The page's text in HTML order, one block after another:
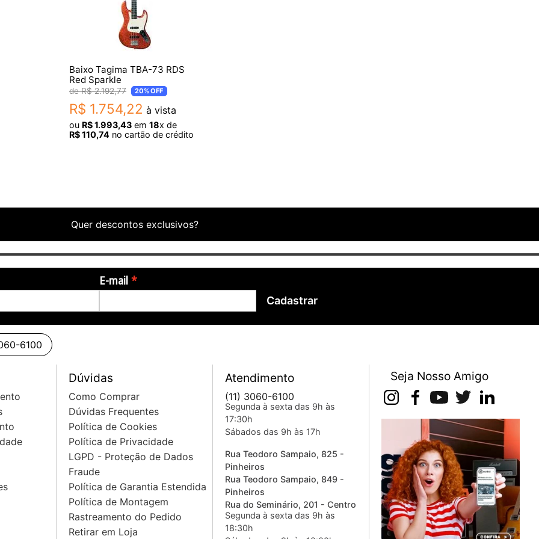
de cor
Baixo Tagima TBA-73 RDS
Red Sparkle
R$ 2.192,77 20%OFF
R$ 1.754,22 à vista
ou R$1.993,43 em 18x de
R$110,74 no cartão de crédito
Quer descontos exclusivos?
E-mail
Cadastrar
6100
Dúvidas
Como Comprar
Dúvidas Frequentes
Política de Cookies
Política de Privacidade
LGPD - Proteção de Dados
Fraude
Política de Garantia Estendida
Política de Montagem
Rastreamento do Pedido
Retirar em Loja
Atendimento
(11) 3060-6100
Segunda à sexta das 9h às
17:30h
Sábados das 9h às 17h
Rua Teodoro Sampaio, 825 -
Pinheiros
Rua Teodoro Sampaio, 849 -
Pinheiros
Rua do Seminário, 201 - Centro
Segunda à sexta das 9h às
18:30h
Seja Nosso Amigo